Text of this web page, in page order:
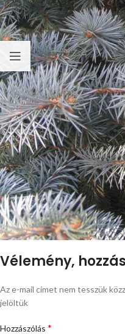
Vélemény,
Az e-mail címet nem tesszük
jelöltük
Hozzászólás *